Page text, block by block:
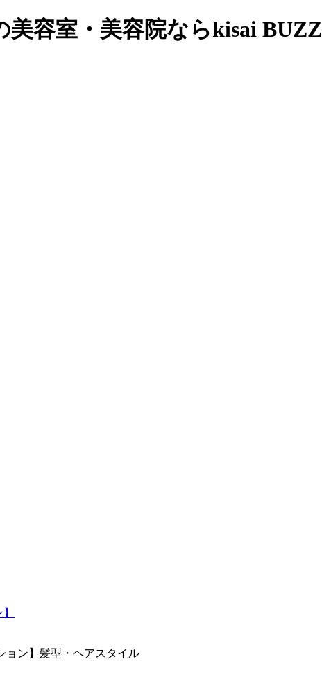
容室・美容院ならkisai BUZZ
ン】 髪型・ヘアスタイル